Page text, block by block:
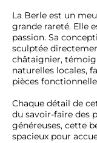
La Berle est un
grande rareté. Elle
passion. Sa
sculptée
châtaignier,
naturelles locales,
pièces
Chaque détail de
du savoir-faire des
généreuses, cette
spacieux pour